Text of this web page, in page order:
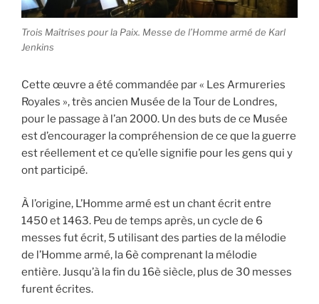
Trois Maîtrises pour la Paix. Messe de l’Homme armé de Karl
Jenkins
Cette œuvre a été commandée par « Les Armureries
Royales », très ancien Musée de la Tour de Londres,
pour le passage à l’an 2000. Un des buts de ce Musée
est d’encourager la compréhension de ce que la guerre
est réellement et ce qu’elle signifie pour les gens qui y
ont participé.
À l’origine, L’Homme armé est un chant écrit entre
1450 et 1463. Peu de temps après, un cycle de 6
messes fut écrit, 5 utilisant des parties de la mélodie
de l’Homme armé, la 6è comprenant la mélodie
entière. Jusqu’à la fin du 16è siècle, plus de 30 messes
furent écrites.